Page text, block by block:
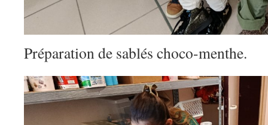
Préparation de sablés choco-menthe.